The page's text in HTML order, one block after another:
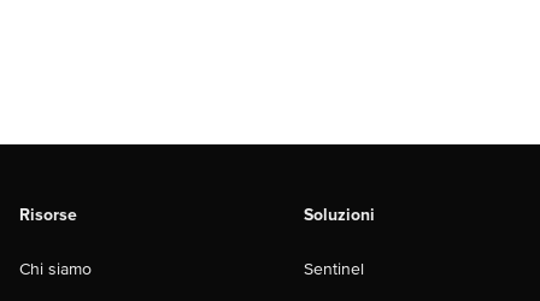
Risorse
Chi siamo
Soluzioni
Sentinel